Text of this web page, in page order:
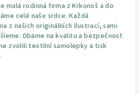
malá rodinná firma z Krkonoš a do
celé naše srdce. Každá
z našich originálních ilustrací, sami
Dbáme na kvalitu a bezpečnost
zvolili textilní samolepky a tisk